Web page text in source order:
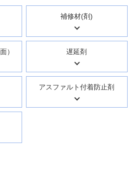
補修材(剤)
） 遅延剤
アスファルト付着防止剤